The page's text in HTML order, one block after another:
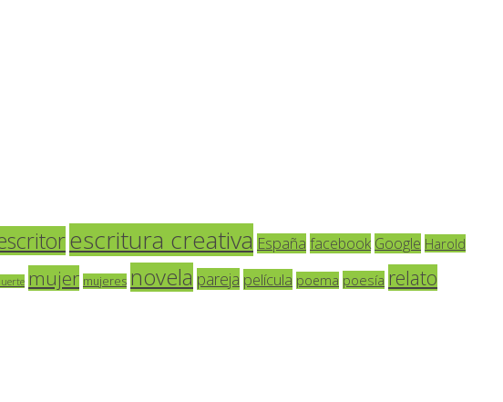
escritura creativa España facebook Google Harold
mujer mujeres novela pareja película poema poesía relato